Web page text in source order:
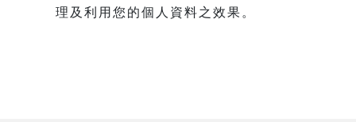
理及利用您的個人資料之效果。